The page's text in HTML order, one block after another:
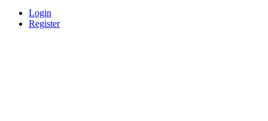
Login
Register